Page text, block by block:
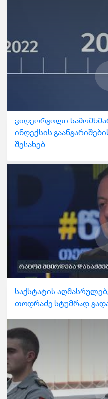
ვიდეორგოლი
ინდექსის
შესახებ
საქსტატის
თოდრაძე სტუმრად